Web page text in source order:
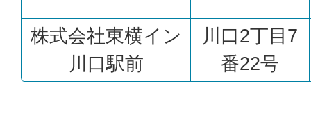
株式会社東横イン
川口駅前
川口2丁目7
番22号